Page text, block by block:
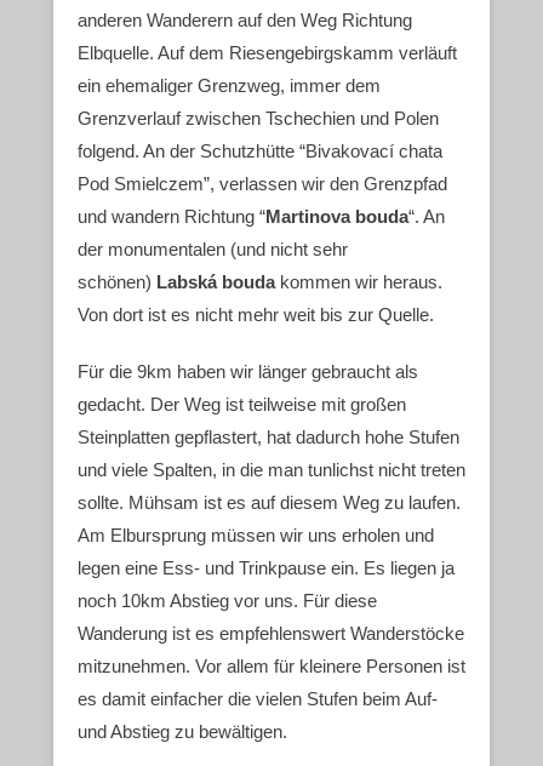
anderen Wanderern auf den Weg Richtung
Elbquelle. Auf dem Riesengebirgskamm verläuft
ein ehemaliger Grenzweg, immer dem
Grenzverlauf zwischen Tschechien und Polen
folgend. An der Schutzhütte “Bivakovací chata
Pod Smielczem”, verlassen wir den Grenzpfad
und wandern Richtung “Martinova bouda“. An
der monumentalen (und nicht sehr
schönen) Labská bouda kommen wir heraus.
Von dort ist es nicht mehr weit bis zur Quelle.
Für die 9km haben wir länger gebraucht als
gedacht. Der Weg ist teilweise mit großen
Steinplatten gepflastert, hat dadurch hohe Stufen
und viele Spalten, in die man tunlichst nicht treten
sollte. Mühsam ist es auf diesem Weg zu laufen.
Am Elbursprung müssen wir uns erholen und
legen eine Ess- und Trinkpause ein. Es liegen ja
noch 10km Abstieg vor uns. Für diese
Wanderung ist es empfehlenswert Wanderstöcke
mitzunehmen. Vor allem für kleinere Personen ist
es damit einfacher die vielen Stufen beim Auf-
und Abstieg zu bewältigen.